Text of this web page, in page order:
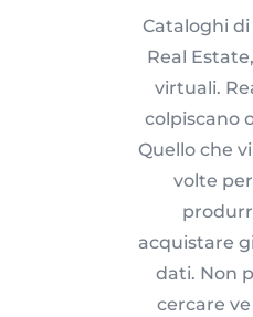
Cataloghi
Real
virtuali.
colpiscano
Quello che
volte
acquistare
dati. Non
cercare